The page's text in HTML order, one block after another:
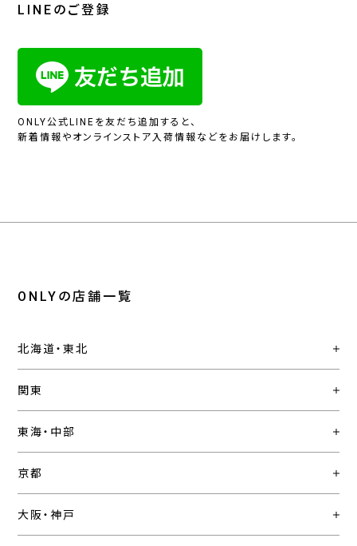
LINEのご登録
ONLY公式LINEを友だち追加すると、
新着情報やオンラインストア入荷情報などをお届けします。
ONLYの店舗一覧
北海道・東北
関東
東海・中部
京都
大阪・神戸